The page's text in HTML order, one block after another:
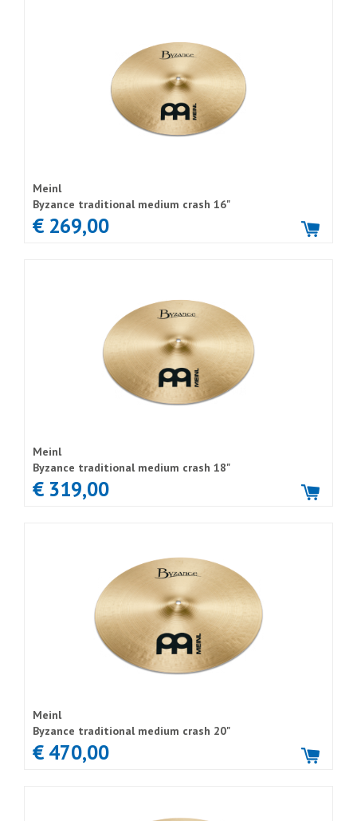
Meinl
Byzance traditional medium crash 16"
€ 269,00
Meinl
Byzance traditional medium crash 18"
€ 319,00
Meinl
Byzance traditional medium crash 20"
€ 470,00